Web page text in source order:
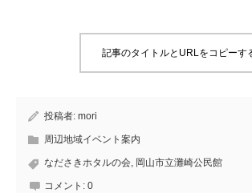
記事のタイトルとURLをコピーす
投稿者: mori
周辺地域イベント案内
なださきホタルの会, 岡山市立灘崎公民館
コメント: 0